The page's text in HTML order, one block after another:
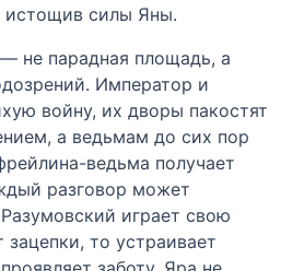
истощив силы Яны.
не парадная площадь, а
Император и
войну, их дворы пакостят
а ведьмам до сих пор
ведьма получает
разговор может
играет свою
то устраивает